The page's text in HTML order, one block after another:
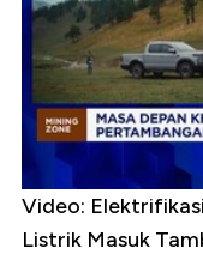
Video:
Listrik Masuk